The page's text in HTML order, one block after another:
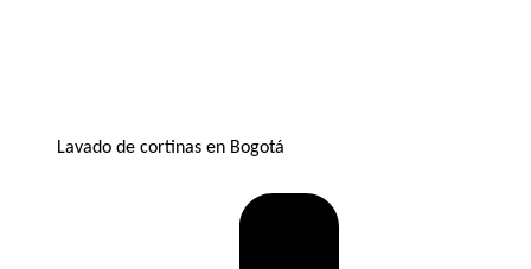
Lavado de cortinas en Bogotá